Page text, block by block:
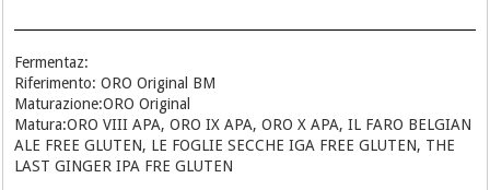
Fermentaz:
Riferimento: ORO Original BM
Maturazione:ORO Original
Matura:ORO VIII APA, ORO IX APA, ORO X APA, IL FARO BELGIAN
ALE FREE GLUTEN, LE FOGLIE SECCHE IGA FREE GLUTEN, THE
LAST GINGER IPA FRE GLUTEN